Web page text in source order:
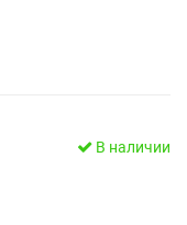
В наличии